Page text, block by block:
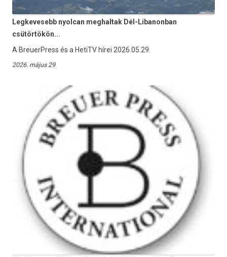
Legkevesebb nyolcan meghaltak Dél-Libanonban
csütörtökön...
A BreuerPress és a HetiTV hírei 2026.05.29.
2026. május 29